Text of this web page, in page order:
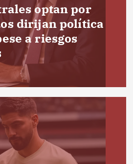
optan por
dirijan política
a riesgos